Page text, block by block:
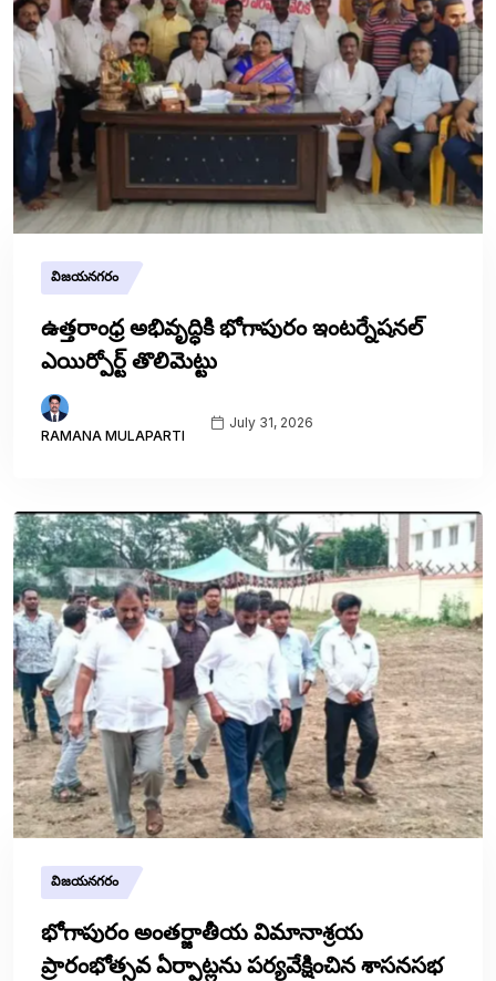
విజయనగరం
ఉత్తరాంధ్ర అభివృద్ధికి భోగాపురం ఇంటర్నేషనల్
ఎయిర్పోర్ట్ తొలిమెట్టు
RAMANA MULAPARTI
July 31, 2026
విజయనగరం
భోగాపురం అంతర్జాతీయ విమానాశ్రయ
ప్రారంభోత్సవ ఏర్పాట్లను పర్యవేక్షించిన శాసనసభ